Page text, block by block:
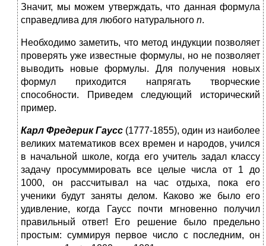
Значит, мы можем утверждать, что данная формула
справедлива для любого натурального n.
Необходимо заметить, что метод индукции позволяет
проверять уже известные формулы, но не позволяет
выводить новые формулы. Для получения новых
формул приходится напрягать творческие
способности. Приведем следующий исторический
пример.
Карл Фредерик Гаусс (1777-1855), один из наиболее
великих математиков всех времен и народов, учился
в начальной школе, когда его учитель задал классу
задачу просуммировать все целые числа от 1 до
1000, он рассчитывал на час отдыха, пока его
ученики будут заняты делом. Каково же было его
удивление, когда Гаусс почти мгновенно получил
правильный ответ! Его решение было предельно
простым: суммируя первое число с последним, он